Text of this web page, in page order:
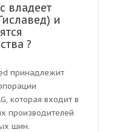
владеет
и
?
принадлежит
которая входит в
производителей
шин.